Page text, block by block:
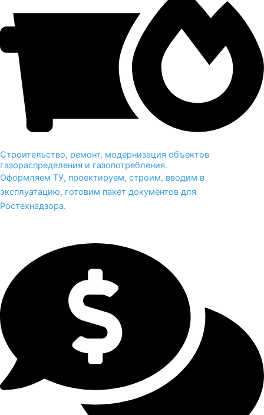
Строительство, ремонт, модернизация объектов
газораспределения и газопотребления.
Оформляем ТУ, проектируем, строим, вводим в
эксплуатацию, готовим пакет документов для
Ростехнадзора.